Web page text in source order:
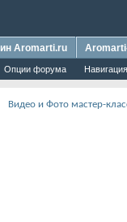
Опции форума Навигация
Aromarti.ru
Видео и Фото мастер-